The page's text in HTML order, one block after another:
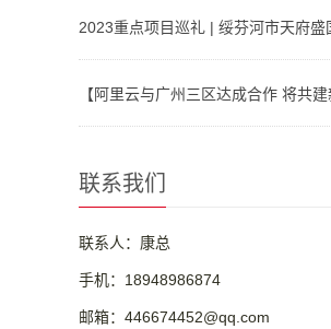
联系我们
联系人：康总
手机：18948986874
邮箱：446674452@qq.com